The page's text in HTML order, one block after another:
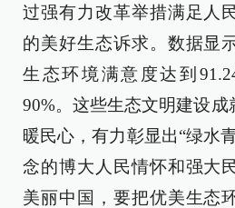
过强有力改革举措满足人
的美好生态诉求。数据显
生态环境满意度达到
90%。这些生态文明建设成
暖民心，有力彰显出“绿水
念的博大人民情怀和强大
美丽中国，要把优美生态